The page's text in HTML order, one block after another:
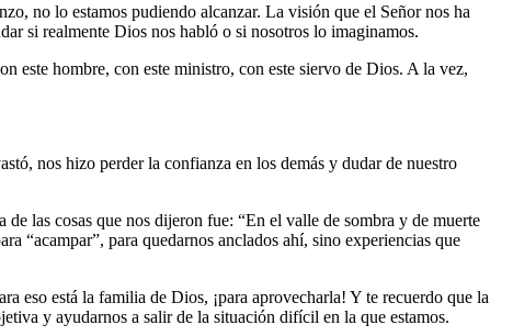
no lo estamos pudiendo alcanzar. La visión que el Señor nos ha
si realmente Dios nos habló o si nosotros lo imaginamos.
este hombre, con este ministro, con este siervo de Dios. A la vez,
nos hizo perder la confianza en los demás y dudar de nuestro
las cosas que nos dijeron fue: “En el valle de sombra y de muerte
“acampar”, para quedarnos anclados ahí, sino experiencias que
eso está la familia de Dios, ¡para aprovecharla! Y te recuerdo que la
y ayudarnos a salir de la situación difícil en la que estamos.